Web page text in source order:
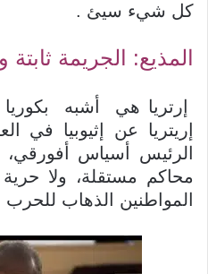
كل شيء سيئ .
المذيع: الجريمة
إرتريا هي أشبه بكوريا
الرئيس أسياس أفورقي،
محاكم مستقلة، ولا
المواطنين الذهاب